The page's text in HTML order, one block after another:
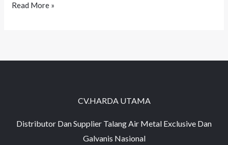
Read More »
CV.HARDA UTAMA
Distributor Dan Supplier Talang Air Metal Exclusive Dan
Galvanis Nasional